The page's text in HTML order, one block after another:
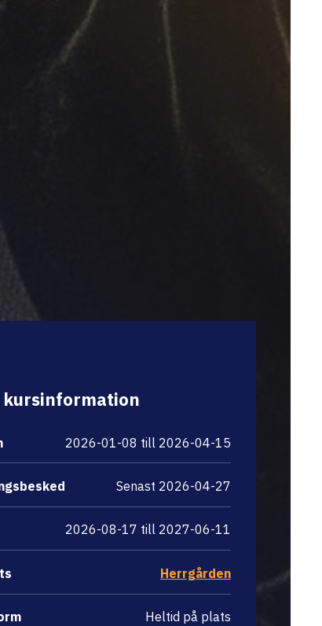
2026-01-08 till 2026-04-15
Senast 2026-04-27
2026-08-17 till 2027-06-11
Herrgården
Heltid på plats